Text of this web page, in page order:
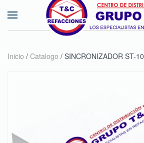
Skip to main content
Inicio / Catalogo / SINCRONIZADOR ST-10